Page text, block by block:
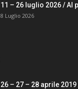
11 – 26 luglio 2026 / Al
8 Luglio 2026
26 – 27 – 28 aprile